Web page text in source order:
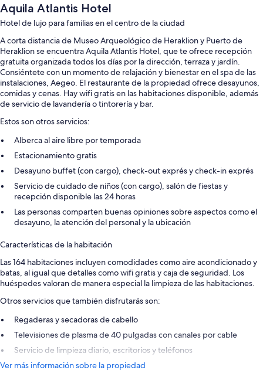
Aquila Atlantis Hotel
Hotel de lujo para familias en el centro de la ciudad
A corta distancia de Museo Arqueológico de Heraklion y Puerto de
Heraklion se encuentra Aquila Atlantis Hotel, que te ofrece recepción
gratuita organizada todos los días por la dirección, terraza y jardín.
Consiéntete con un momento de relajación y bienestar en el spa de las
instalaciones, Aegeo. El restaurante de la propiedad ofrece desayunos,
comidas y cenas. Hay wifi gratis en las habitaciones disponible, además
de servicio de lavandería o tintorería y bar.
Estos son otros servicios:
Alberca al aire libre por temporada
Estacionamiento gratis
Desayuno buffet (con cargo), check-out exprés y check-in exprés
Servicio de cuidado de niños (con cargo), salón de fiestas y
recepción disponible las 24 horas
Las personas comparten buenas opiniones sobre aspectos como el
desayuno, la atención del personal y la ubicación
Características de la habitación
Las 164 habitaciones incluyen comodidades como aire acondicionado y
batas, al igual que detalles como wifi gratis y caja de seguridad. Los
huéspedes valoran de manera especial la limpieza de las habitaciones.
Otros servicios que también disfrutarás son:
Regaderas y secadoras de cabello
Televisiones de plasma de 40 pulgadas con canales por cable
Servicio de limpieza diario, escritorios y teléfonos
Ver más información sobre la propiedad